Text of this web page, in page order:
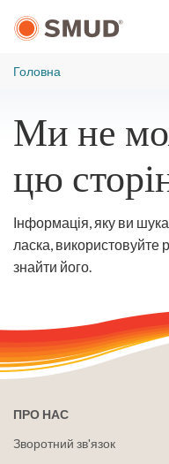
до
змісту
Головна
Ми не
цю
Інформація, яку ви
ласка,
знайти його.
ПРО НАС
Зворотний зв'язок